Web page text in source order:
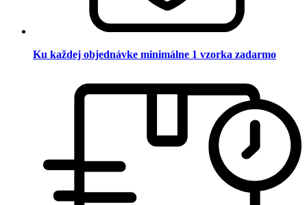
Ku každej objednávke minimálne 1 vzorka zadarmo